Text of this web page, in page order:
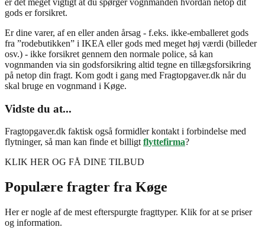
er det meget vigtigt at du spørger vognmanden hvordan netop dit
gods er forsikret.
Er dine varer, af en eller anden årsag - f.eks. ikke-emballeret gods
fra ”rodebutikken” i IKEA eller gods med meget høj værdi (billeder
osv.) - ikke forsikret gennem den normale police, så kan
vognmanden via sin godsforsikring altid tegne en tillægsforsikring
på netop din fragt. Kom godt i gang med Fragtopgaver.dk når du
skal bruge en vognmand i Køge.
Vidste du at...
Fragtopgaver.dk faktisk også formidler kontakt i forbindelse med
flytninger, så man kan finde et billigt flyttefirma?
KLIK HER OG FÅ DINE TILBUD
Populære fragter fra Køge
Her er nogle af de mest efterspurgte fragttyper. Klik for at se priser
og information.